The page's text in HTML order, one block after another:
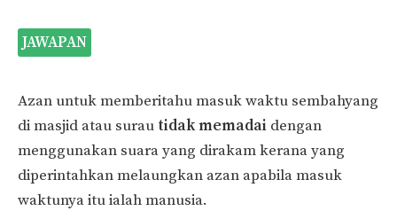
JAWAPAN
Azan untuk memberitahu masuk waktu sembahyang
di masjid atau surau tidak memadai dengan
menggunakan suara yang dirakam kerana yang
diperintahkan melaungkan azan apabila masuk
waktunya itu ialah manusia.